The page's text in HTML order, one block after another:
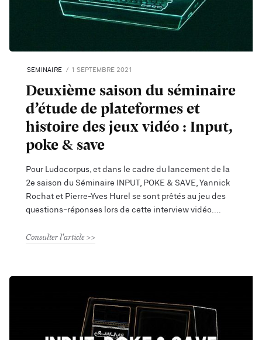
SEMINAIRE 1 SEPTEMBRE 2021
Deuxième saison du séminaire
d’étude de plateformes et
histoire des jeux vidéo : Input,
poke & save
Pour Ludocorpus, et dans le cadre du lancement de la
2e saison du Séminaire INPUT, POKE & SAVE, Yannick
Rochat et Pierre-Yves Hurel se sont prêtés au jeu des
questions-réponses lors de cette interview vidéo.
Consulter l'article